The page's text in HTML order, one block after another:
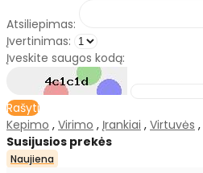
Atsiliepimas:
Įvertinimas:
Įveskite saugos kodą:
Rašyti
Kepimo , Virimo , Įrankiai , Virtuvės ,
Susijusios prekės
Naujiena